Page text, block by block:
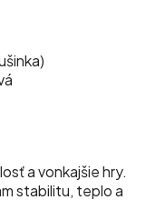
a vonkajšie hry.
stabilitu, teplo a